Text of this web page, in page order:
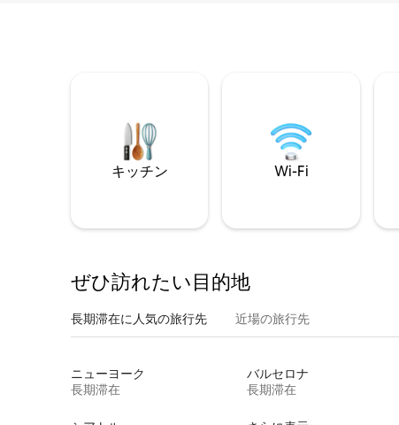
キッチン Wi-Fi
ぜひ訪⁠れ⁠た⁠い目⁠的⁠地
長期滞在に人気の旅行先 近場の旅行先
ニューヨーク
長期滞在
バルセロナ
長期滞在